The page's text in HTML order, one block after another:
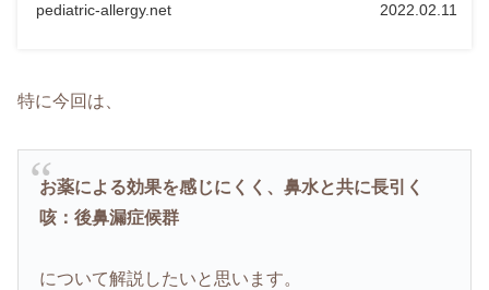
pediatric-allergy.net 2022.02.11
特に今回は、
お薬による効果を感じにくく、鼻水と共に長引く
咳：後鼻漏症候群
について解説したいと思います。